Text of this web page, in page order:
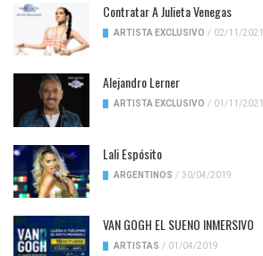
Contratar A Julieta Venegas
ARTISTA EXCLUSIVO / 02/11/2021
Alejandro Lerner
ARTISTA EXCLUSIVO / 01/11/2021
Lali Espósito
ARGENTINOS / 30/04/2019
VAN GOGH EL SUENO INMERSIVO
ARTISTAS / 01/04/2019